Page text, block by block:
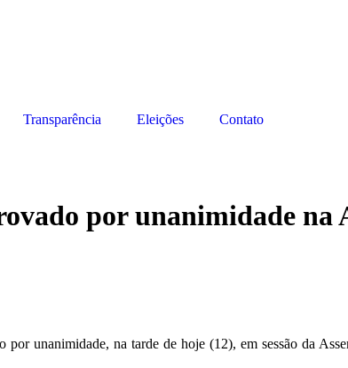
Transparência Eleições Contato
por unanimidade na
unanimidade, na tarde de hoje (12), em sessão da